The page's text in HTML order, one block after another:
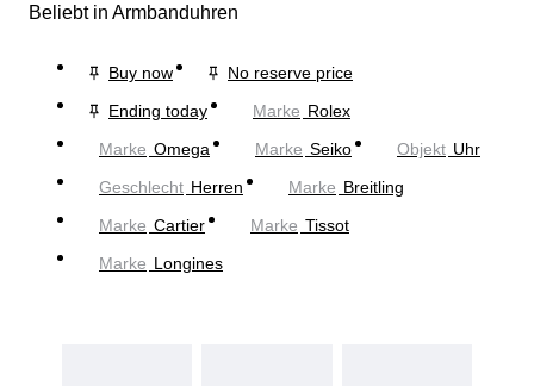
Beliebt in Armbanduhren
Buy now
No reserve price
Ending today
Marke Rolex
Marke Omega Marke Seiko Objekt Uhr
Geschlecht Herren Marke Breitling
Marke Cartier Marke Tissot
Marke Longines